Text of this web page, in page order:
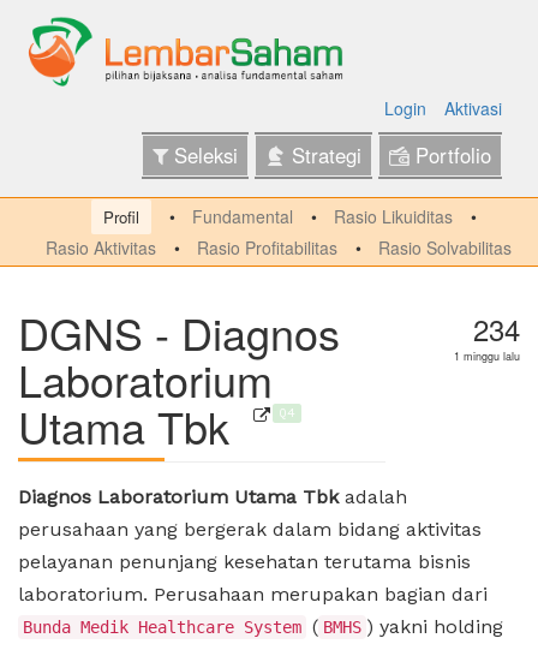
Login Aktivasi
Seleksi Strategi Portfolio
Profil Fundamental
Rasio Likuiditas
Rasio Aktivitas
Rasio Profitabilitas Rasio Solvabilitas
DGNS - Diagnos
Laboratorium
Utama Tbk Q4
234
1 minggu lalu
Diagnos Laboratorium Utama Tbkadalah
perusahaan yang bergerak dalam bidang aktivitas
pelayanan penunjang kesehatan terutama bisnis
laboratorium. Perusahaan merupakan bagian dari
Bunda Medik Healthcare System ( BMHS ) yakni holding